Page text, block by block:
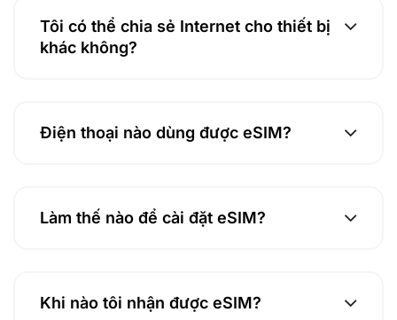
Tôi có thể chia sẻ Internet cho thiết bị
khác không?
Điện thoại nào dùng được eSIM?
Làm thế nào để cài đặt eSIM?
Khi nào tôi nhận được eSIM?